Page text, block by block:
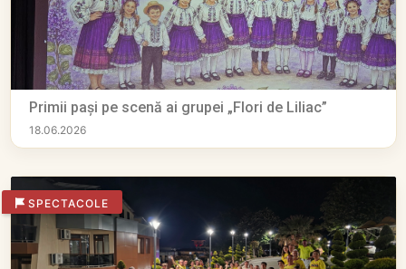
Primii pași pe scenă ai grupei „Flori de Liliac”
18.06.2026
SPECTACOLE